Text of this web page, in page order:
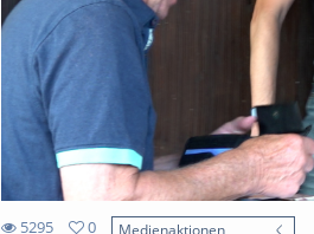
5295
0
Medienaktionen